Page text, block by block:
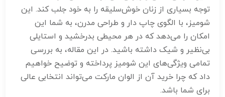
توجه بسیاری از زنان خوش‌سلیقه را به خود جلب کند. این
شومیز، با الگوی چاپ دار و طراحی مدرن، به شما این
امکان را می‌دهد که در هر محیطی بدرخشید و استایلی
بی‌نظیر و شیک داشته باشید. در این مقاله، به بررسی
تمامی ویژگی‌های این شومیز پرداخته و توضیح خواهیم
داد که چرا خرید آن از الوان مارکت می‌تواند انتخابی عالی
برای شما باشد.